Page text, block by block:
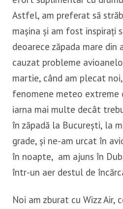
Astfel, am preferat să
mașina și am fost inspirați
deoarece zăpada mare din
cauzat probleme
martie, când am plecat
fenomene meteo extreme
iarna mai multe decât
în zăpadă la București, la
grade, și ne-am urcat în
în noapte, am ajuns în
într-un aer destul de
Noi am zburat cu Wizz Air,